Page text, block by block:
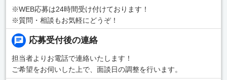
※WEB応募は24時間受け付けております！
※質問・相談もお気軽にどうぞ！
応募受付後の連絡
担当者よりお電話で連絡いたします！
ご希望をお伺いした上で、面談日の調整を行います。